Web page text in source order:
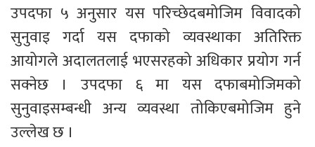
उपदफा ५ अनुसार यस परिच्छेदबमोजिम विवादको
सुनुवाइ गर्दा यस दफाको व्यवस्थाका अतिरिक्त
आयोगले अदालतलाई भएसरहको अधिकार प्रयोग गर्न
सक्नेछ । उपदफा ६ मा यस दफाबमोजिमको
सुनुवाइसम्बन्धी अन्य व्यवस्था तोकिएबमोजिम हुने
उल्लेख छ ।